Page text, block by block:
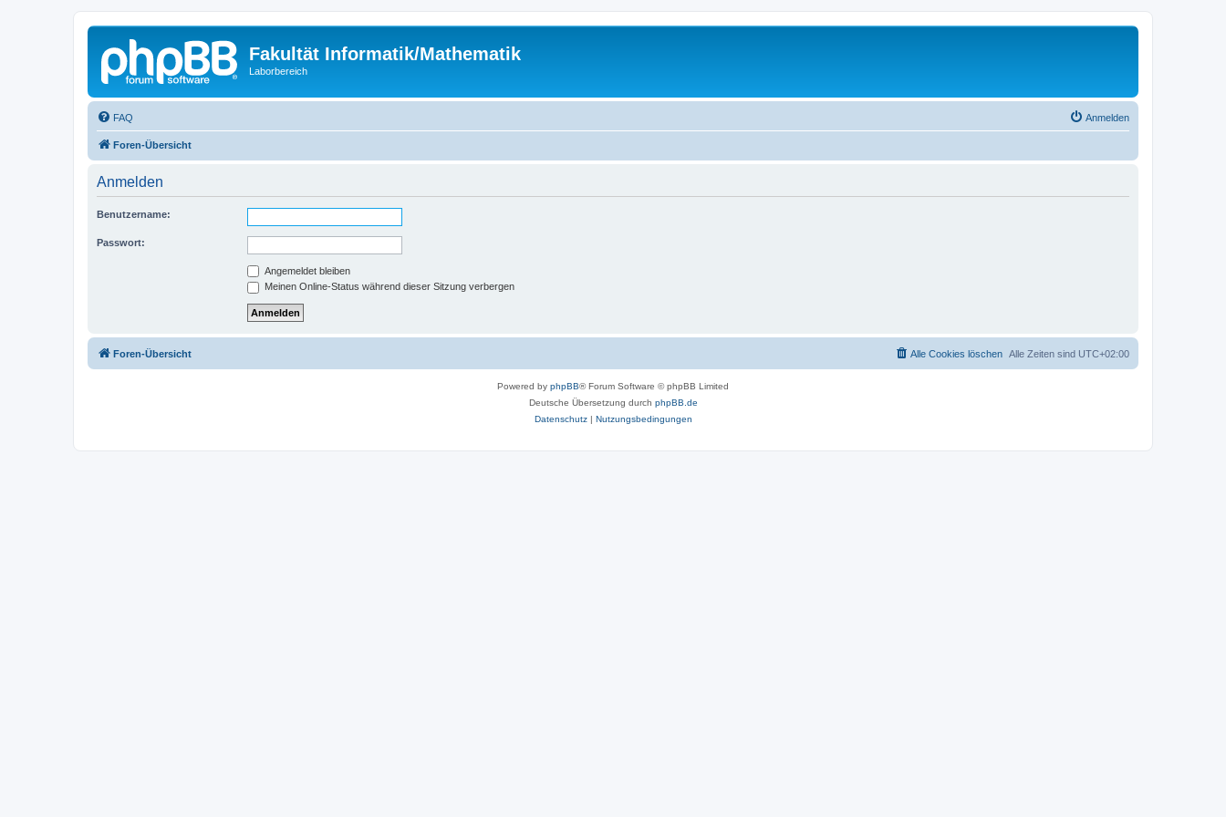
Fakultät Informatik/Mathematik
Laborbereich
FAQ Anmelden
Foren-Übersicht
Anmelden
Benutzername:
Passwort:
Angemeldet bleiben
Meinen Online-Status während dieser Sitzung verbergen
Foren-Übersicht Alle Zeiten sind UTC+02:00
Alle Cookies löschen
Powered by phpBB® Forum Software © phpBB Limited
Deutsche Übersetzung durch phpBB.de
Datenschutz| Nutzungsbedingungen